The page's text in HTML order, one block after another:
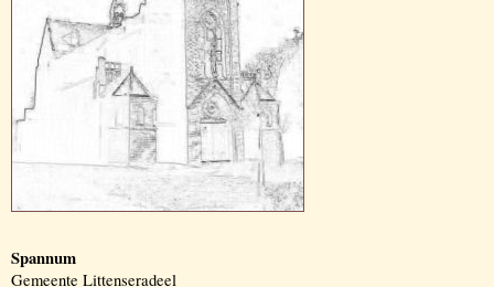
Spannum
Gemeente Littenseradeel